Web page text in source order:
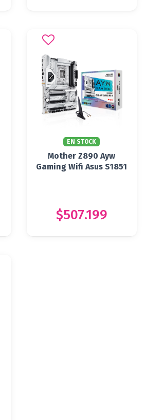
EN STOCK
Mother Z890 Ayw
Gaming Wifi Asus S1851
$507.199